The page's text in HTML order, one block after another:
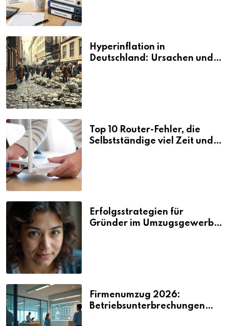
Hyperinflation in
Deutschland: Ursachen und
Top 10 Router-Fehler, die
Selbstständige viel Zeit und
Erfolgsstrategien für
Gründer im Umzugsgewerbe
Firmenumzug 2026:
Betriebsunterbrechungen